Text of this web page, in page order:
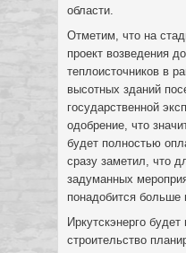
области.
Отметим, что на
проект возведения
теплоисточников в
высотных зданий
государственной
одобрение, что
будет полностью
сразу заметил, что
задуманных
понадобится больше
Иркутскэнерго
строительство